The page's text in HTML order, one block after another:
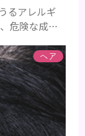
るアレルギ
危険な成分
成分 まず、
の成分にア
を説明しま
守り強くし
･･･歯磨き
ヘア